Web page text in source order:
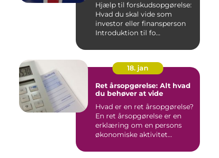
Hjælp til forskudsopgørelse:
Hvad du skal vide som
investor eller finansperson
Introduktion til fo...
18. jan
Ret årsopgørelse: Alt hvad
du behøver at vide
Hvad er en ret årsopgørelse?
En ret årsopgørelse er en
erklæring om en persons
økonomiske aktivitet...